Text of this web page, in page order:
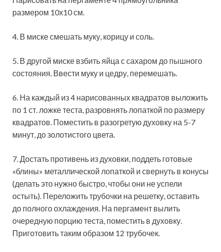
размером 10х10 см.
4. В миске смешать муку, корицу и соль.
5. В другой миске взбить яйца с сахаром до пышного
состояния. Ввести муку и цедру, перемешать.
6. На каждый из 4 нарисованных квадратов выложить
по 1 ст. ложке теста, разровнять лопаткой по размеру
квадратов. Поместить в разогретую духовку на 5-7
минут, до золотистого цвета.
7. Достать противень из духовки, поддеть готовые
«блины» металлической лопаткой и свернуть в конусы
(делать это нужно быстро, чтобы они не успели
остыть). Переложить трубочки на решетку, оставить
до полного охлаждения. На пергамент вылить
очередную порцию теста, поместить в духовку.
Приготовить таким образом 12 трубочек.